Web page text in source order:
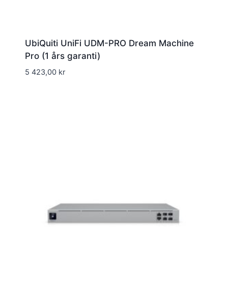
UbiQuiti UniFi UDM-PRO Dream Machine
Pro (1 års garanti)
5 423,00 kr